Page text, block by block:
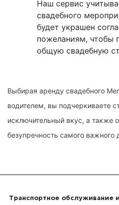
Наш сервис
свадебного
будет украшен
пожеланиям, чтобы
общую свадебную
Выбирая аренду свадебного
водителем, вы подчеркиваете
исключительный вкус, а также
безупречность самого важного
Транспортное обслуживание